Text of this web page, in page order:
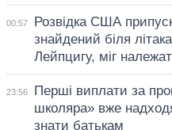
00:57
Розвідка США
знайдений біля
Лейпцигу, міг
23:56
Перші виплати за
школяра» вже
знати батькам